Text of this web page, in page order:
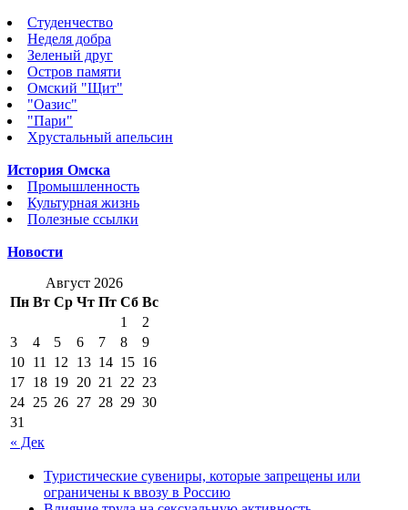
Студенчество
Неделя добра
Зеленый друг
Остров памяти
Омский "Щит"
"Оазис"
"Пари"
Хрустальный апельсин
История Омска
Промышленность
Культурная жизнь
Полезные ссылки
Новости
Август 2026
Пн Вт Ср Чт Пт Сб Вс
« Дек
1
2
3
4 5 6 7 8
9
10 11 12 13 14 15 16
17 18 19 20 21 22 23
24 25 26 27 28 29 30
31
Туристические сувениры, которые запрещены или
ограничены к ввозу в Россию